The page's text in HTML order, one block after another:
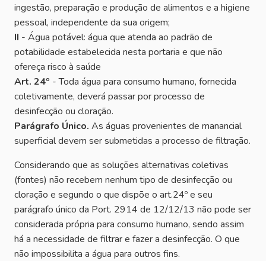
ingestão, preparação e produção de alimentos e a higiene
pessoal, independente da sua origem;
II - Água potável: água que atenda ao padrão de
potabilidade estabelecida nesta portaria e que não
ofereça risco à saúde
Art. 24º - Toda água para consumo humano, fornecida
coletivamente, deverá passar por processo de
desinfecção ou cloração.
Parágrafo Único. As águas provenientes de manancial
superficial devem ser submetidas a processo de filtração.
Considerando que as soluções alternativas coletivas
(fontes) não recebem nenhum tipo de desinfecção ou
cloração e segundo o que dispõe o art.24º e seu
parágrafo único da Port. 2914 de 12/12/13 não pode ser
considerada própria para consumo humano, sendo assim
há a necessidade de filtrar e fazer a desinfecção. O que
não impossibilita a água para outros fins.